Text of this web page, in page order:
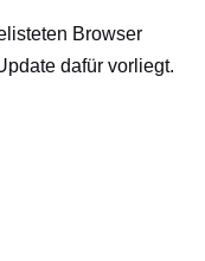
Browser
dafür vorliegt.